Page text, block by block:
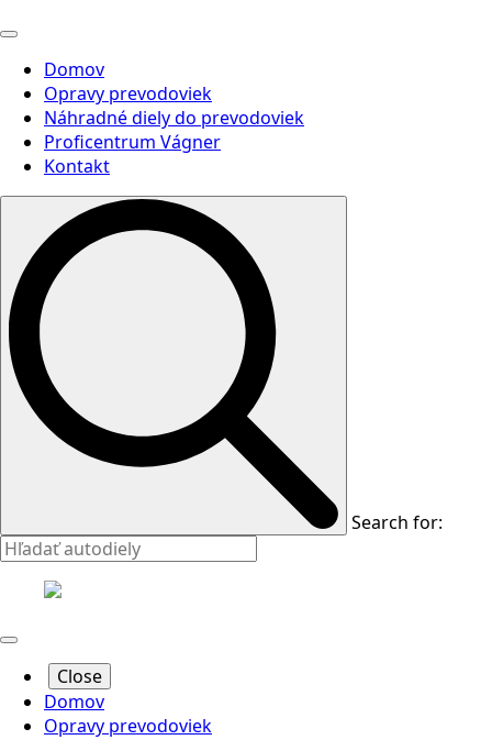
Domov
Opravy prevodoviek
Náhradné diely do prevodoviek
Proficentrum Vágner
Kontakt
Search for:
Close
Domov
Opravy prevodoviek